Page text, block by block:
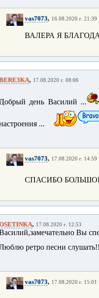
vas7073, 16.08.2020 г. 21:39
ВАЛЕРА Я
, 17.08.2020 г. 08:06
Добрый день Василий ...
...
vas7073, 17.08.2020 г. 14:59
СПАСИБО
, 17.08.2020 г. 12:53
Вы
ретро песни
vas7073, 17.08.2020 г. 15:01